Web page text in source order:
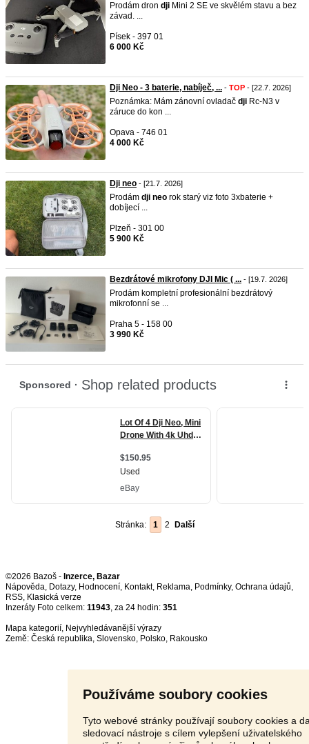
Používáme soubory cookies
Tyto webové stránky používají soubory cookies a
sledovací nástroje s cílem vylepšení uživatelského
Prodám dron dji Mini 2 SE ve skvělém stavu a bez
závad. ...
Písek - 397 01
6 000 Kč
Dji Neo - 3 baterie, nabíječ, ... - TOP - [22.7. 2026]
Poznámka: Mám zánovní ovladač dji Rc-N3 v
záruce do kon ...
Opava - 746 01
4 000 Kč
Dji neo - [21.7. 2026]
Prodám dji neo rok starý viz foto 3xbaterie +
dobíjecí ...
Plzeň - 301 00
5 900 Kč
Bezdrátové mikrofony DJI Mic ( ... - [19.7. 2026]
Prodám kompletní profesionální bezdrátový
mikrofonní se ...
Praha 5 - 158 00
3 990 Kč
Stránka: 1 2 Další
©2026 Bazoš - Inzerce, Bazar
Nápověda, Dotazy, Hodnocení, Kontakt, Reklama, Podmínky, Ochrana údajů,
RSS,
Inzeráty Foto celkem: 11943, za 24 hodin: 351
Mapa kategorií, Nejvyhledávanější výrazy
Země: Česká republika, Slovensko, Polsko, Rakousko